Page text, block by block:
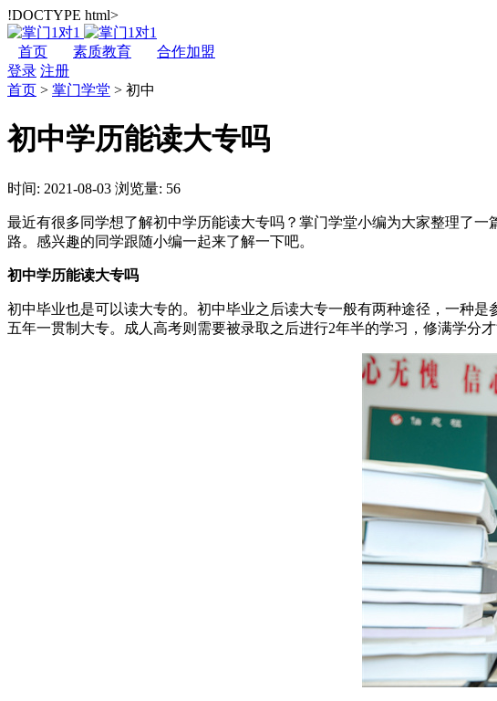
!DOCTYPE html>
首页 素质教育
合作加盟
登录 注册
首页 > 掌门学堂 > 初中
初中学历能读大专吗
时间: 2021-08-03 浏览量: 56
最近有很多同学想了解初中学历能读大专吗？掌门学堂小编为大家整理了
路。感兴趣的同学跟随小编一起来了解一下吧。
初中学历能读大专吗
初中毕业也是可以读大专的。初中毕业之后读大专一般有两种途径，一种
五年一贯制大专。成人高考则需要被录取之后进行2年半的学习，修满学分才